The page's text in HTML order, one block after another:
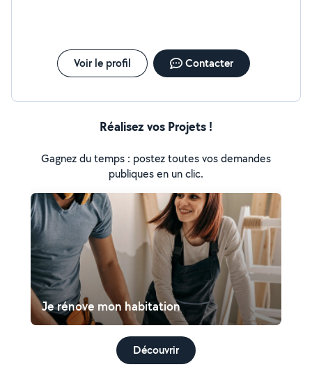
Voir le profil Contacter
Réalisez vos Projets !
Gagnez du temps : postez toutes vos demandes
publiques en un clic.
Je rénove mon habitation
Découvrir